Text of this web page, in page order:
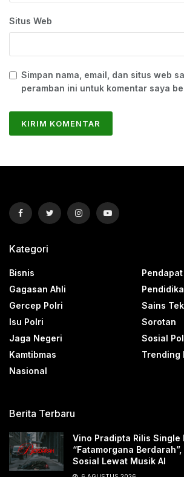
Situs Web
Simpan nama, email, dan situs web
peramban ini untuk komentar saya
Kategori
Bisnis
Gagasan Ahli
Gercep Polri
Isu Polri
Jaga Negeri
Kamtibmas
Nasional
Sains
Sorotan
Sosial
Trending
Berita Terbaru
Vino Pradipta Rilis Single
“Fatamorgana
Sosial Lewat Musik AI